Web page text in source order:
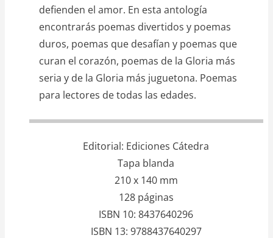
defienden el amor. En esta antología
encontrarás poemas divertidos y poemas
duros, poemas que desafían y poemas que
curan el corazón, poemas de la Gloria más
seria y de la Gloria más juguetona. Poemas
para lectores de todas las edades.
Editorial Ediciones Cátedra
Tapa blanda
210 x 140 mm
128 páginas
ISBN 10 8437640296
ISBN 13 9788437640297